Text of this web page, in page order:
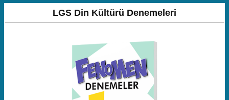
LGS Din Kültürü Denemeleri